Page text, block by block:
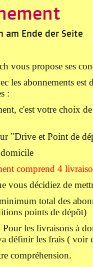
am Ende der Seite
vous propose ses
les abonnements
:
c'est votre choix
"Drive et Point de
comprend 4
vous décidiez de
total des
points de dépôt)
Pour les livraisons à
définir les frais ( voir
compréhension.